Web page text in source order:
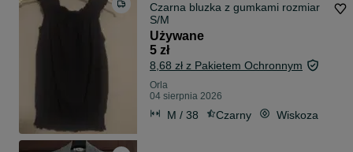
Czarna bluzka z gumkami rozmiar
S/M
Używane
5 zł
8,68 zł z Pakietem Ochronnym
Orla
04 sierpnia 2026
M / 38 Czarny Wiskoza